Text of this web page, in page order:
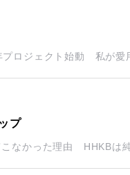
ロジェクト始動 私が愛
プ
なかった理由 HHKBは